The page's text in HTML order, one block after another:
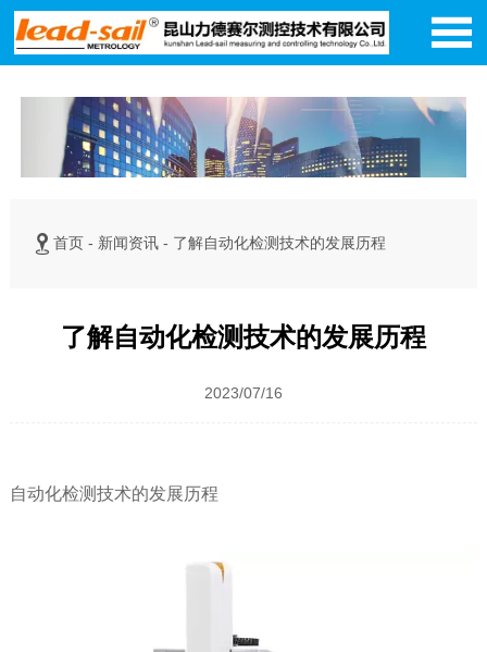

 首页- 新闻资讯- 了解自动化检测技术的发展历程
了解自动化检测技术的发展历程
2023/07/16
自动化检测技术的发展历程